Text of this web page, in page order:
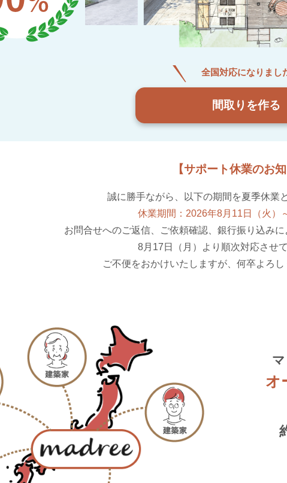
全国対応になりまし
間取りを作る
【サポート休業のお知
誠に勝手ながら、以下の期間を夏季休業
休業期間：2026年8月11日（火）
お問合せへのご返信、ご依頼確認、銀行振り込みに
8月17日（月）より順次対応させ
ご不便をおかけいたしますが、何卒よろし
オ